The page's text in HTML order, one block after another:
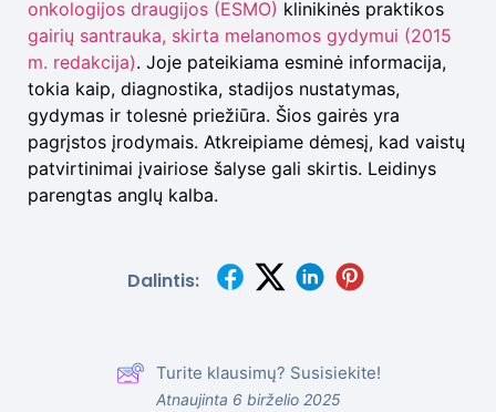
onkologijos draugijos (ESMO) klinikinės praktikos
gairių santrauka, skirta melanomos gydymui (2015
m. redakcija). Joje pateikiama esminė informacija,
tokia kaip, diagnostika, stadijos nustatymas,
gydymas ir tolesnė priežiūra. Šios gairės yra
pagrįstos įrodymais. Atkreipiame dėmesį, kad vaistų
patvirtinimai įvairiose šalyse gali skirtis. Leidinys
parengtas anglų kalba.
Dalintis:
Turite klausimų? Susisiekite!
Atnaujinta 6 birželio 2025